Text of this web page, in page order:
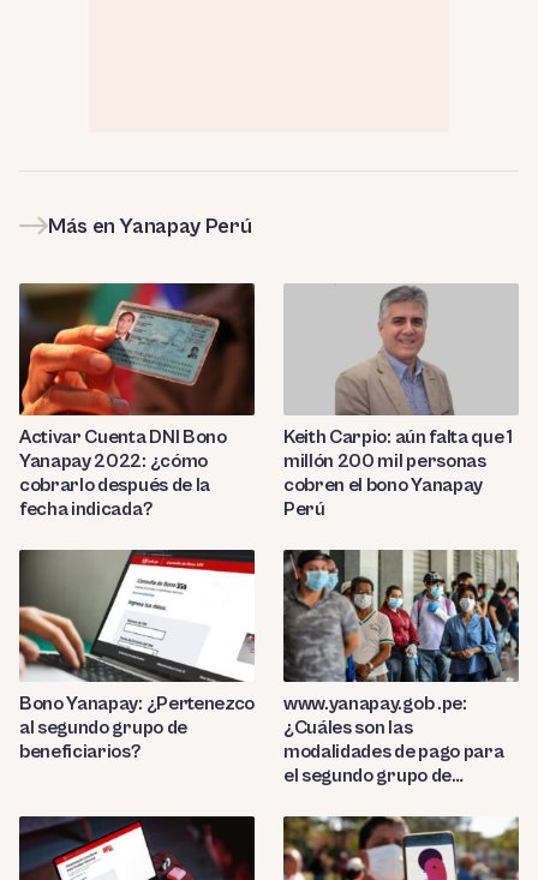
Más en Yanapay Perú
Activar Cuenta DNI Bono
Yanapay 2022: ¿cómo
cobrarlo después de la
fecha indicada?
Keith Carpio: aún falta que 1
millón 200 mil personas
cobren el bono Yanapay
Perú
Bono Yanapay: ¿Pertenezco
al segundo grupo de
beneficiarios?
www.yanapay.gob .pe:
¿Cuáles son las
modalidades de pago para
el segundo grupo de